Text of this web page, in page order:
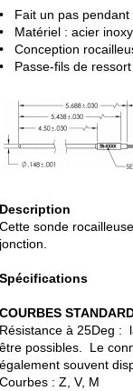
• Fait un pas pendant
• Matériel : acier
• Conception
• Passe-fils de ressort
Description
Cette sonde
jonction.
Spécifications
COURBES
Résistance à 25Deg :
être possibles. Le
également souvent
Courbes : Z, V, M